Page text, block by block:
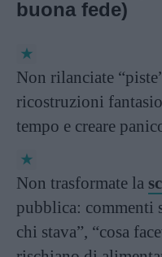
buona fede)
Non rilanciate
ricostruzioni
tempo e creare
Non trasformate la
pubblica: commenti
chi stava”, “cosa